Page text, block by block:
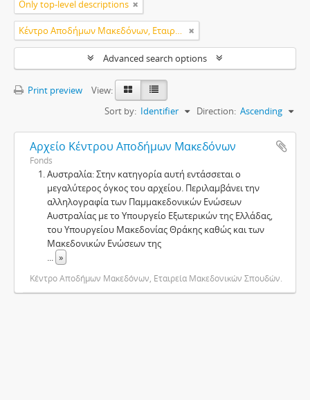
Only top-level descriptions
Κέντρο Αποδήμων Μακεδόνων, Εταιρεία Μακεδονικών Σπουδών.
Advanced search options
Print preview
View:
Sort by: Identifier Direction: Ascending
Αρχείο Κέντρου Αποδήμων Μακεδόνων
Fonds
Αυστραλία: Στην κατηγορία αυτή εντάσσεται ο
μεγαλύτερος όγκος του αρχείου. Περιλαμβάνει την
αλληλογραφία των Παμμακεδονικών Ενώσεων
Αυστραλίας με το Υπουργείο Εξωτερικών της Ελλάδας,
του Υπουργείου Μακεδονίας Θράκης καθώς και των
Μακεδονικών Ενώσεων της
... »
Κέντρο Αποδήμων Μακεδόνων, Εταιρεία Μακεδονικών Σπουδών.